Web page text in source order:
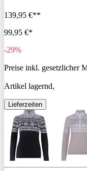
139,95 €**
99,95 €*
-29%
Preise inkl. gesetzlicher
Artikel lagernd,
Lieferzeiten